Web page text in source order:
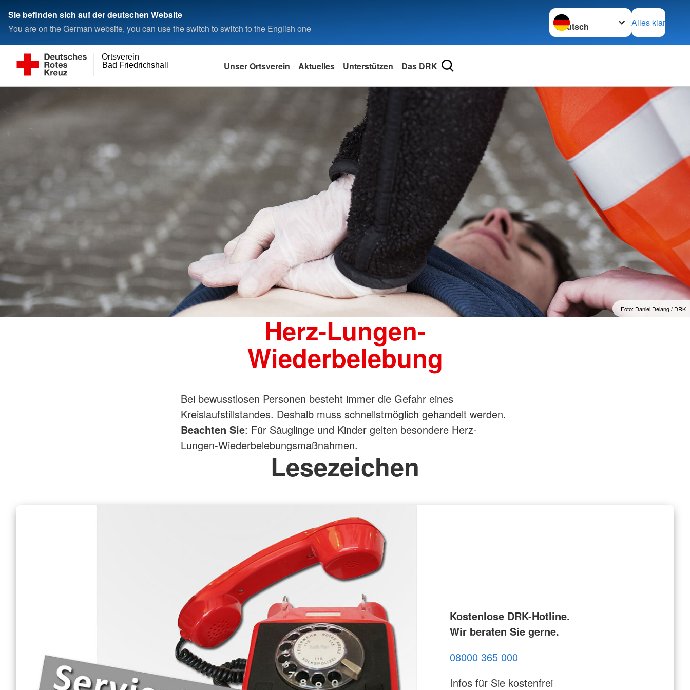
Sie befinden sich auf der deutschen Website
You are on the German website, you can use the switch to switch to the English one
Sprache wechseln zu
Alles klar
Bad Friedrichshall
Ortsverein
Unser Ortsverein Aktuelles Unterstützen Das DRK
Foto: Daniel Delang / DRK
Herz-Lungen-
Wiederbelebung
Bei bewusstlosen Personen besteht immer die Gefahr eines
Kreislaufstillstandes. Deshalb muss schnellstmöglich gehandelt werden.
Beachten Sie: Für Säuglinge und Kinder gelten besondere Herz-
Lungen-Wiederbelebungsmaßnahmen.
Lesezeichen
Kostenlose DRK-Hotline.
Wir beraten Sie gerne.
08000 365 000
Infos für Sie kostenfrei